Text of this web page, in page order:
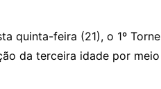
quinta-feira (21), o 1º
da terceira idade por